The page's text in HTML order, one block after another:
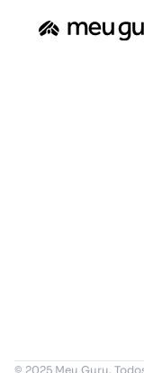
© 2025 Meu Guru.